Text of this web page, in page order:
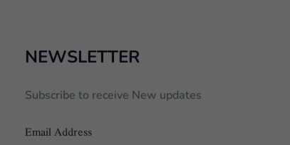
NEWSLETTER
Subscribe to receive New updates
Email Address